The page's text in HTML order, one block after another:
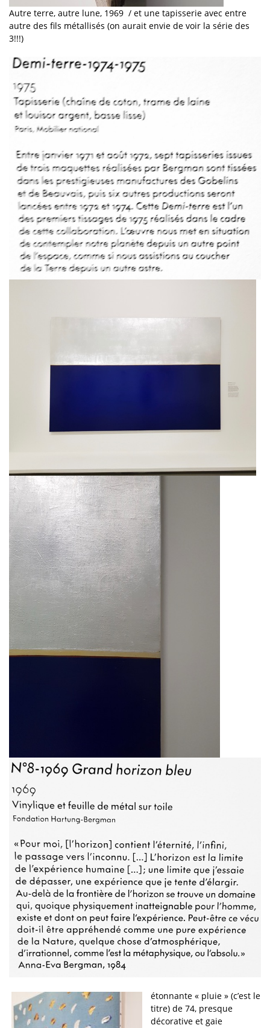
Autre terre, autre lune, 1969 / et une tapisserie avec entre
autre des fils métallisés (on aurait envie de voir la série des
3!!!)
étonnante « pluie » (c’est le
titre) de 74, presque
décorative et gaie